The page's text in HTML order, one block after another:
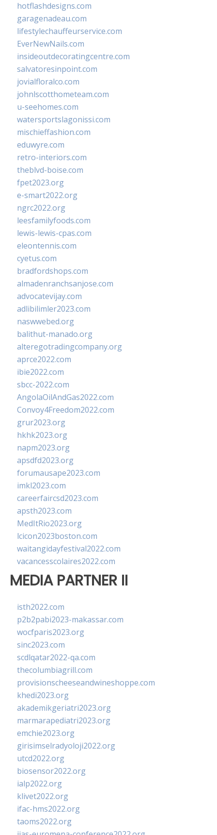
hotflashdesigns.com
garagenadeau.com
lifestylechauffeurservice.com
EverNewNails.com
insideoutdecoratingcentre.com
salvatoresinpoint.com
jovialfloralco.com
johnlscotthometeam.com
u-seehomes.com
watersportslagonissi.com
mischieffashion.com
eduwyre.com
retro-interiors.com
theblvd-boise.com
fpet2023.org
e-smart2022.org
ngrc2022.org
leesfamilyfoods.com
lewis-lewis-cpas.com
eleontennis.com
cyetus.com
bradfordshops.com
almadenranchsanjose.com
advocatevijay.com
adlibilimler2023.com
naswwebed.org
balithut-manado.org
alteregotradingcompany.org
aprce2022.com
ibie2022.com
sbcc-2022.com
AngolaOilAndGas2022.com
Convoy4Freedom2022.com
grur2023.org
hkhk2023.org
napm2023.org
apsdfd2023.org
forumausape2023.com
imkl2023.com
careerfaircsd2023.com
apsth2023.com
MedItRio2023.org
lcicon2023boston.com
waitangidayfestival2022.com
vacancesscolaires2022.com
MEDIA PARTNER II
isth2022.com
p2b2pabi2023-makassar.com
wocfparis2023.org
sinc2023.com
scdlqatar2022-qa.com
thecolumbiagrill.com
provisionscheeseandwineshoppe.com
khedi2023.org
akademikgeriatri2023.org
marmarapediatri2023.org
emchie2023.org
girisimselradyoloji2022.org
utcd2022.org
biosensor2022.org
ialp2022.org
klivet2022.org
ifac-hms2022.org
taoms2022.org